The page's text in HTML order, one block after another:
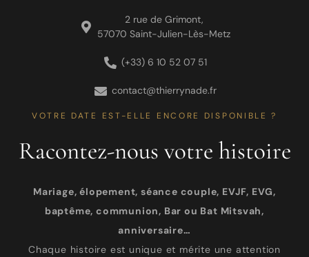
2 rue de Grimont,
57070 Saint-Julien-Lès-Metz
(+33) 6 10 52 07 51
contact@thierrynade.fr
VOTRE DATE EST-ELLE ENCORE DISPONIBLE ?
Racontez-nous votre histoire
Mariage, élopement, séance couple, EVJF, EVG,
baptême, communion, Bar ou Bat Mitsvah,
anniversaire…
Chaque histoire est unique et mérite une attention